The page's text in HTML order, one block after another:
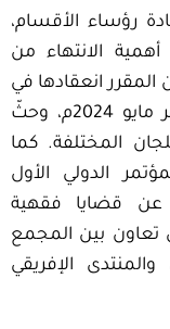
رؤساء الأقسام،
الانتهاء من
انعقادها في
شهر ذي القعدة 1446هـ الموافق شهر مايو 2024م، وحثّ
المختلفة. كما
الدولي الأول
عن قضايا فقهية
تعاون بين المجمع
الإفريقي